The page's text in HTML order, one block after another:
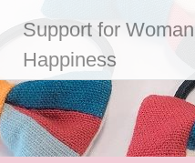
ン
ン
ツ
へ
ス
Support for
Happiness